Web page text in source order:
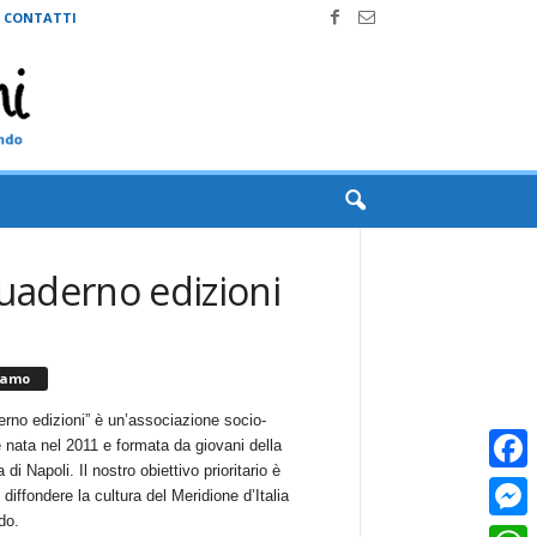
CONTATTI
edizioni
edizioni” è un’associazione socio-
nata nel 2011 e formata da giovani della
di Napoli. Il nostro obiettivo prioritario è
la cultura del Meridione d’Italia